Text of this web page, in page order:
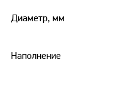
Диаметр, мм
Наполнение